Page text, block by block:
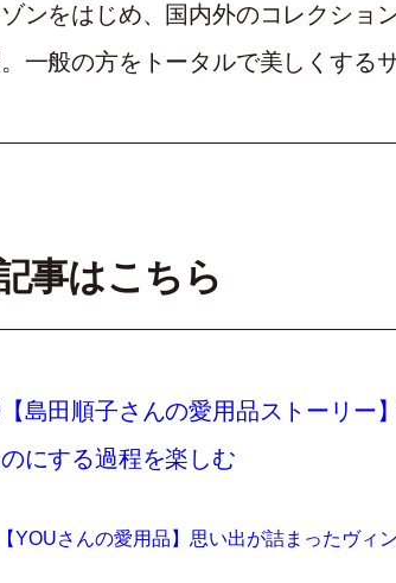
ゾンをはじめ、国内外のコレクショ
一般の方をトータルで美しくする
事はこちら
島田順子さんの愛用品ストーリー
にする過程を楽しむ
YOUさんの愛用品】思い出が詰まったヴィ